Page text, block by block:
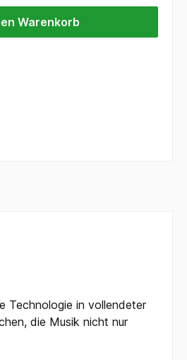
Warenkorb
Technologie in vollendeter
die Musik nicht nur